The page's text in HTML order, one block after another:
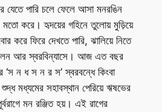
যেতে পারি চলে ফেলে আসা মনরঙিন
মতো করে। হৃদয়ের গহিনে তুলোয় মুড়িয়ে
করে ফিরে দেখতে পারি, ঝালিয়ে নিতে
চলন আর স্বরবিন্যাসে। আজ এত বছর
‘স ন ধ স ন র স’ স্বরবন্ধে কিংবা
মধ্যমের সহাবস্থান পেরিয়ে ঋষভের
মন রঞ্জিত হয়। এই রাগের